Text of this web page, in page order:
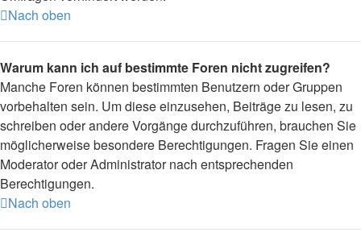
Nach oben
Warum kann ich auf bestimmte Foren nicht zugreifen?
Manche Foren können bestimmten Benutzern oder Gruppen
vorbehalten sein. Um diese einzusehen, Beiträge zu lesen, zu
schreiben oder andere Vorgänge durchzuführen, brauchen Sie
möglicherweise besondere Berechtigungen. Fragen Sie einen
Moderator oder Administrator nach entsprechenden
Berechtigungen.
Nach oben